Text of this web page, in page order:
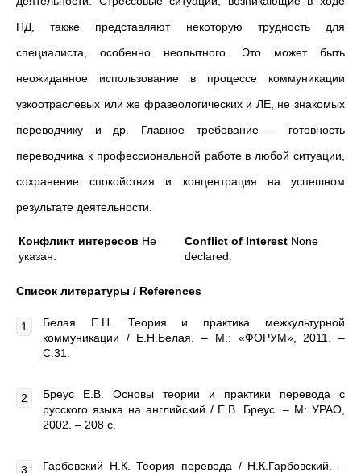
ПД, также представляют некоторую трудность для
специалиста, особенно неопытного. Это может быть
неожиданное использование в процессе коммуникации
узкоотраслевых или же фразеологических и ЛЕ, не знакомых
переводчику и др. Главное требование – готовность
переводчика к профессиональной работе в любой ситуации,
сохранение спокойствия и концентрация на успешном
результате деятельности.
Конфликт интересов Не
указан.
Conflict of Interest None
declared.
Список литературы / References
Белая Е.Н. Теория и практика межкультурной
коммуникации / Е.Н.Белая. – М.: «ФОРУМ», 2011. –
С.31.
Бреус Е.В. Основы теории и практики перевода с
русского языка на английский / Е.В. Бреус. – М: УРАО,
2002. – 208 с.
Гарбовский Н.К. Теория перевода / Н.К.Гарбовский. –